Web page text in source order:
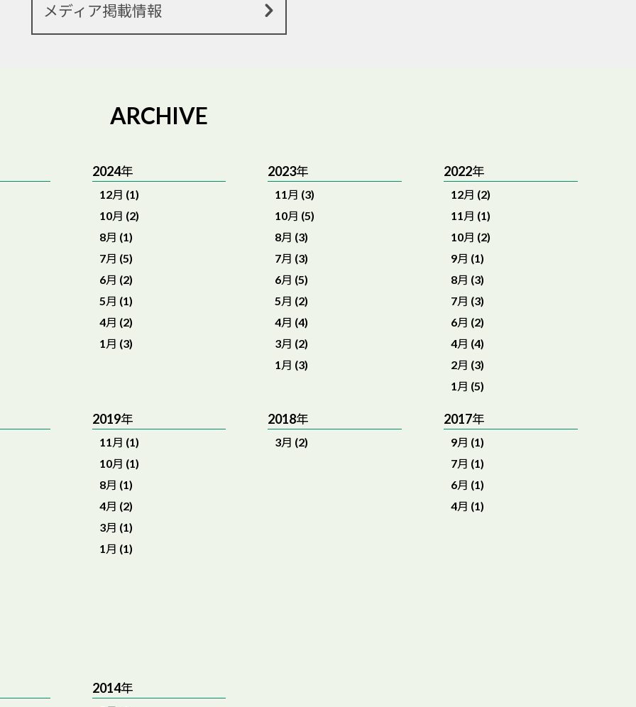
メディア掲載情報
ARCHIVE
2024年
12月 (1)
10月 (2)
8月 (1)
7月 (5)
6月 (2)
5月 (1)
4月 (2)
1月 (3)
2023年
11月 (3)
10月 (5)
8月 (3)
7月 (3)
6月 (5)
5月 (2)
4月 (4)
3月 (2)
1月 (3)
2022年
12月 (2)
11月 (1)
10月 (2)
9月 (1)
8月 (3)
7月 (3)
6月 (2)
4月 (4)
2月 (3)
1月 (5)
2019年
11月 (1)
10月 (1)
8月 (1)
4月 (2)
3月 (1)
1月 (1)
2018年
3月 (2)
2017年
9月 (1)
7月 (1)
6月 (1)
4月 (1)
2014年